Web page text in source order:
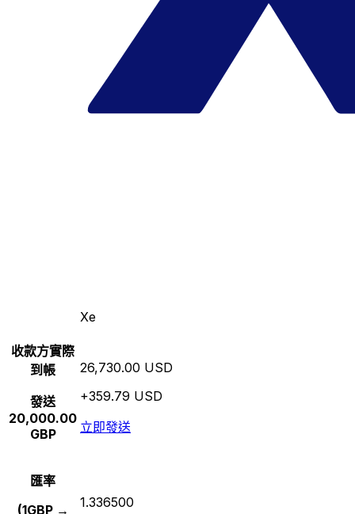
Xe
收款方實際
到帳
發送
20,000.00
GBP
26,730.00 USD
+359.79 USD
立即發送
匯率
(1GBP →
1.336500